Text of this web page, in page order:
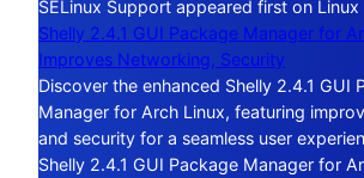
SELinux Support appeared first on Linux
Shelly 2.4.1 GUI Package Manager for
Improves Networking, Security
Discover the enhanced Shelly 2.4.1 GUI
Manager for Arch Linux, featuring
and security for a seamless user
Shelly 2.4.1 GUI Package Manager for